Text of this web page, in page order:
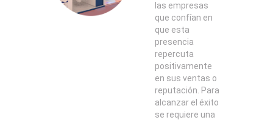
las empresas
que confían en
que esta
presencia
repercuta
positivamente
en sus ventas o
reputación. Para
alcanzar el éxito
se requiere una